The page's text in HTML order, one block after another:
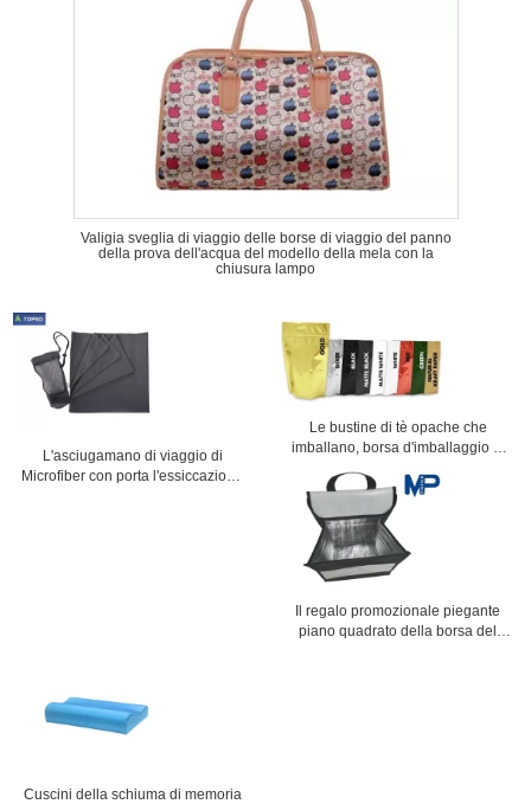
Valigia sveglia di viaggio delle borse di viaggio del panno
della prova dell'acqua del modello della mela con la
chiusura lampo
L'asciugamano di viaggio di
Microfiber con porta l'essiccazione
Le bustine di tè opache che
imballano, borsa d'imballaggio di
chiusura lampo stanno su
Il regalo promozionale piegante
piano quadrato della borsa del
Cuscini della schiuma di memoria